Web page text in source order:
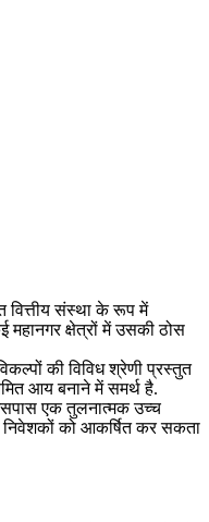
वित्तीय संस्था के रूप में
महानगर क्षेत्रों में उसकी ठोस
की विविध श्रेणी प्रस्तुत
आय बनाने में समर्थ है.
एक तुलनात्मक उच्च
को आकर्षित कर सकता